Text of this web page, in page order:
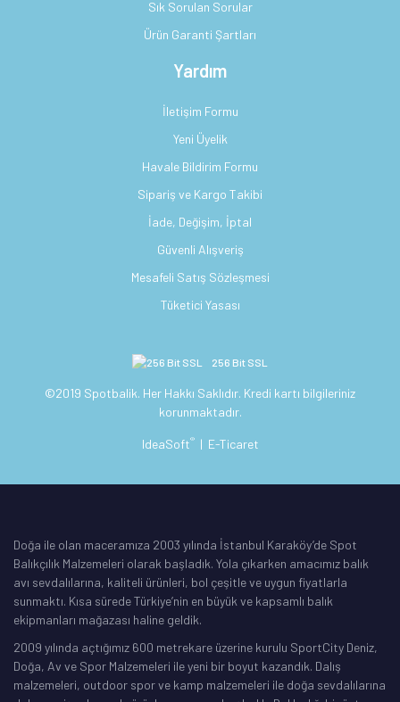
Sık Sorulan Sorular
Ürün Garanti Şartları
Yardım
İletişim Formu
Yeni Üyelik
Havale Bildirim Formu
Sipariş ve Kargo Takibi
İade, Değişim, İptal
Güvenli Alışveriş
Mesafeli Satış Sözleşmesi
Tüketici Yasası
256 Bit SSL
©2019 Spotbalik. Her Hakkı Saklıdır. Kredi kartı bilgileriniz
korunmaktadır.
IdeaSoft® | E-Ticaret
Doğa ile olan maceramıza 2003 yılında İstanbul Karaköy’de Spot
Balıkçılık Malzemeleri olarak başladık. Yola çıkarken amacımız balık
avı sevdalılarına, kaliteli ürünleri, bol çeşitle ve uygun fiyatlarla
sunmaktı. Kısa sürede Türkiye’nin en büyük ve kapsamlı balık
ekipmanları mağazası haline geldik.
2009 yılında açtığımız 600 metrekare üzerine kurulu SportCity Deniz,
Doğa, Av ve Spor Malzemeleri ile yeni bir boyut kazandık. Dalış
malzemeleri, outdoor spor ve kamp malzemeleri ile doğa sevdalılarına